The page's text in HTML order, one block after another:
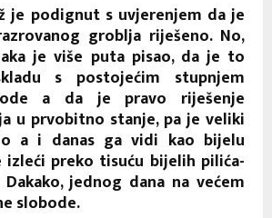
je podignut s uvjerenjem da je
groblja riješeno. No,
je više puta pisao, da je to
s postojećim stupnjem
a da je pravo riješenje
u prvobitno stanje, pa je veliki
a i danas ga vidi kao bijelu
izleći preko tisuću bijelih pilića-
jednog dana na većem
slobode.